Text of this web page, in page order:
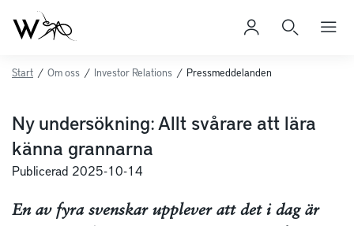
Start / Om oss / Investor Relations / Pressmeddelanden
Ny undersökning: Allt svårare att lära
känna grannarna
Publicerad 2025-10-14
En av fyra svenskar upplever att det i dag är